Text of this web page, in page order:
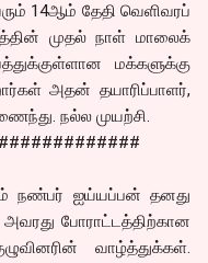
14ஆம் தேதி வெளிவரப்
முதல் நாள் மாலைக்
மக்களுக்கு
அதன் தயாரிப்பாளர்,
நல்ல முயற்சி.
நண்பர் ஐய்யப்பன் தனது
அவரது போராட்டத்திற்கான
வாழ்த்துக்கள்.